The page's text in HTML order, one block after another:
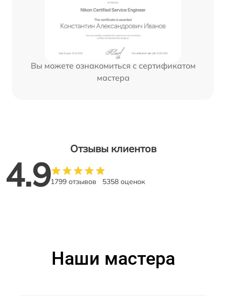
Вы можете ознакомиться с сертификатом
мастера
Отзывы клиентов
4.91799 отзывов 5358 оценок
Наши мастера